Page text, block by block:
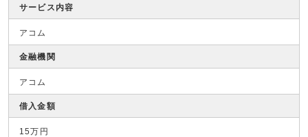
サービス内容
アコム
金融機関
アコム
借入金額
15万円